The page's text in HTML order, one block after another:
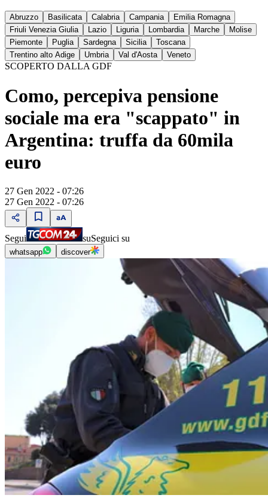
Abruzzo Basilicata Calabria Campania
Emilia Romagna
Friuli Venezia Giulia
Lazio Liguria Lombardia Marche
Molise
Piemonte
Puglia Sardegna Sicilia
Toscana
Trentino alto Adige
Umbria Val d'Aosta Veneto
SCOPERTO DALLA GDF
Como, percepiva pensione
sociale ma era "scappato" in
Argentina: truffa da 60mila
euro
27 Gen 2022 - 07:26
27 Gen 2022 - 07:26
Segui suSeguici su
whatsapp discover